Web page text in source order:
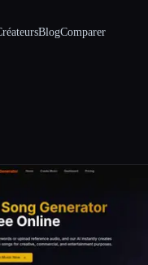
BlogComparer